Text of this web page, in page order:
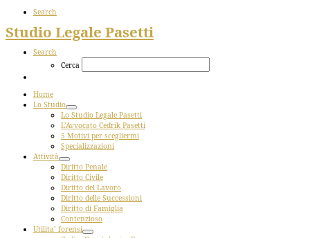
Search
Studio Legale Pasetti
Search
Cerca
Home
Lo Studio
Lo Studio Legale Pasetti
L’Avvocato Cedrik Pasetti
5 Motivi per scegliermi
Specializzazioni
Attività
Diritto Penale
Diritto Civile
Diritto del Lavoro
Diritto delle Successioni
Diritto di Famiglia
Contenzioso
Utilita’ forensi